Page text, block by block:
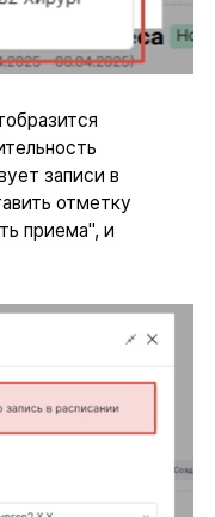
записи в
отметку
приема", и